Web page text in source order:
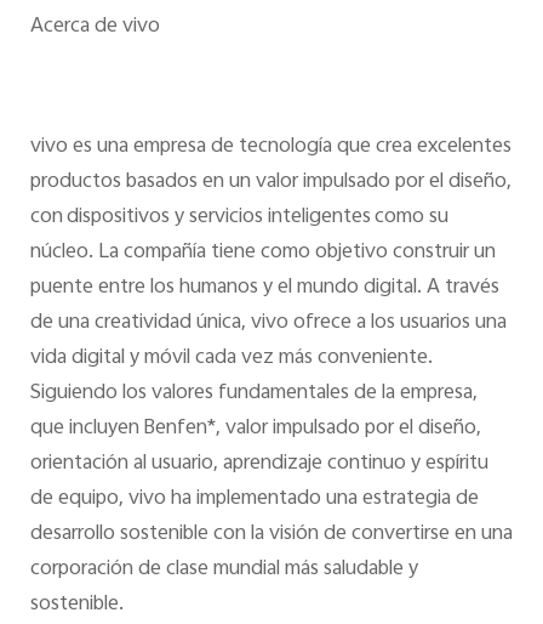
Acerca de vivo
vivo es una empresa de tecnología que crea excelentes
productos basados en un valor impulsado por el diseño,
con dispositivos y servicios inteligentes como su
núcleo. La compañía tiene como objetivo construir un
puente entre los humanos y el mundo digital. A través
de una creatividad única, vivo ofrece a los usuarios una
vida digital y móvil cada vez más conveniente.
Siguiendo los valores fundamentales de la empresa,
que incluyen Benfen*, valor impulsado por el diseño,
orientación al usuario, aprendizaje continuo y espíritu
de equipo, vivo ha implementado una estrategia de
desarrollo sostenible con la visión de convertirse en una
corporación de clase mundial más saludable y
sostenible.